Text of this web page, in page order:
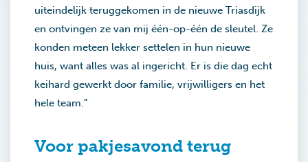
uiteindelijk teruggekomen in de nieuwe Triasdijk
en ontvingen ze van mij één-op-één de sleutel. Ze
konden meteen lekker settelen in hun nieuwe
huis, want alles was al ingericht. Er is die dag echt
keihard gewerkt door familie, vrijwilligers en het
hele team.”
Voor pakjesavond terug